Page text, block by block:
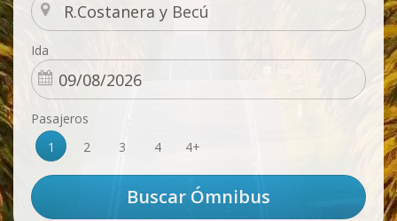
Ida
Pasajeros
1
2 3 4 4+